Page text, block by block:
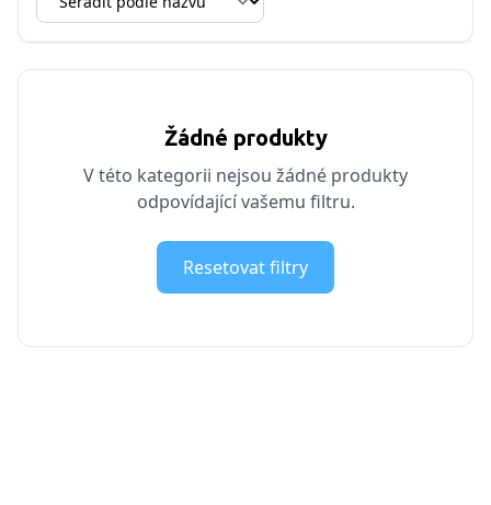
Žádné produkty
V této kategorii nejsou žádné produkty
odpovídající vašemu filtru.
Resetovat filtry